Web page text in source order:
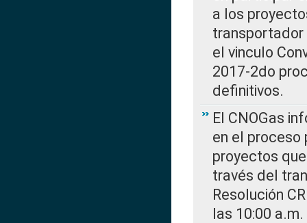
a los
transportador
el vinculo
2017-2do
definitivos.
El CNOGas
en el proceso
proyectos
través del
Resolución
las 10:00